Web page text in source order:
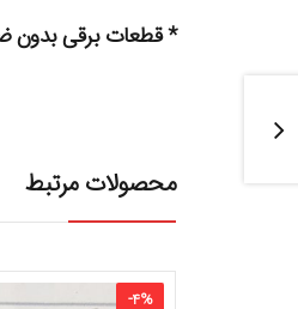
* قطعات برقی بدون
محصولات مرتبط
-4%